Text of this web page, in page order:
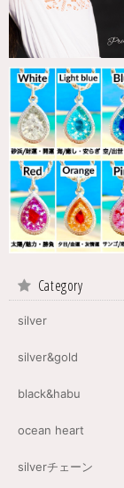
Category
silver
silver&gold
black&habu
ocean heart
silverチェーン